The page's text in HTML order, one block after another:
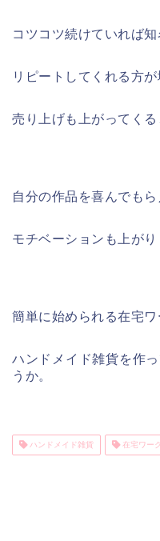
コツコツ続けていれば知
リピートしてくれる方が
売り上げも上がってくる
自分の作品を喜んでも
モチベーションも上がり
簡単に始められる在宅ワ
ハンドメイド雑貨を作
うか。
ハンドメイド雑貨 在宅ワーク